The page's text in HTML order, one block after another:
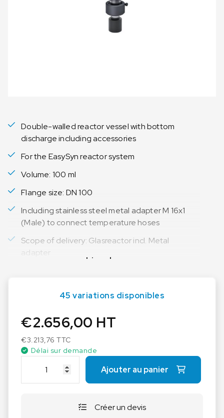
Double-walled reactor vessel with bottom
discharge including accessories
For the EasySyn reactor system
Volume: 100 ml
Flange size: DN 100
Including stainless steel metal adapter M 16x1
(Male) to connect temperature hoses
Scope of delivery: Glasreactor incl. Metal
adapter
Lire plus
45 variations disponibles
€2.656,00 HT
€3.213,76 TTC
Délai sur demande
a
Ajouter au panier
Créer un devis